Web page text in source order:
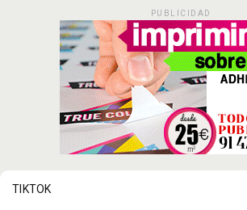
PUBLICIDAD
TIKTOK